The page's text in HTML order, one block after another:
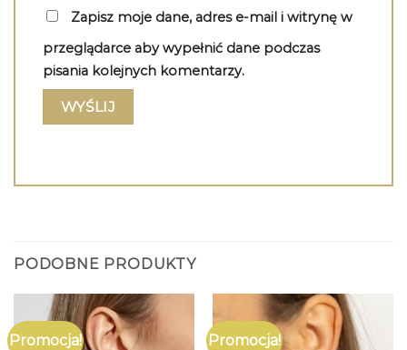
Zapisz moje dane, adres e-mail i witrynę w
przeglądarce aby wypełnić dane podczas
pisania kolejnych komentarzy.
PODOBNE PRODUKTY
Promocja! Promocja!